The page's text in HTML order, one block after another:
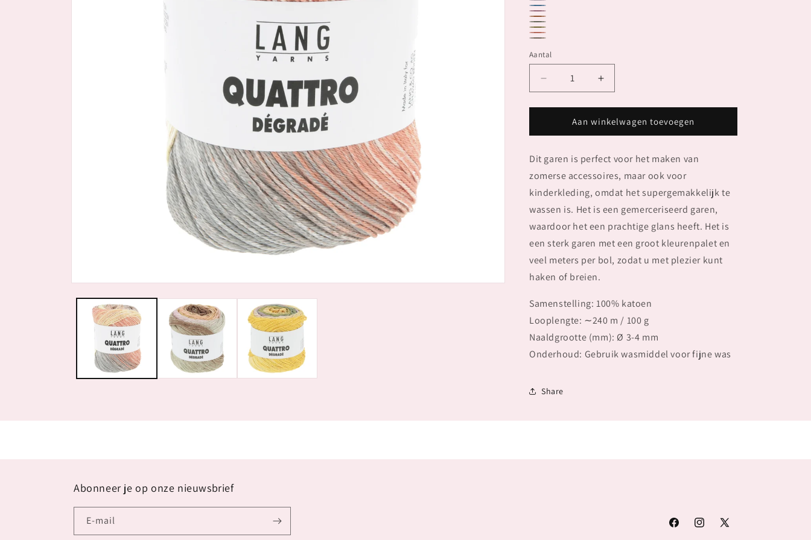
openen
modaal
1088.0013
1088.0012
1088.0011
1088.0010
1088.0006
1088.0004
1088.0003
1088.0002
Aantal
Aantal
verlagen
voor
QUATTRO
DEGRADE
Aantal
verhogen
voor
QUATTRO
DEGRADE
Aan winkelwagen toevoegen
Dit garen is perfect voor het maken van
zomerse accessoires, maar ook voor
kinderkleding, omdat het supergemakkelijk te
wassen is. Het is een gemerceriseerd garen,
waardoor het een prachtige glans heeft. Het is
een sterk garen met een groot kleurenpalet en
veel meters per bol, zodat u met plezier kunt
haken of breien.
Samenstelling: 100% katoen
Looplengte: ∼240 m / 100 g
Naaldgrootte (mm): Ø 3-4 mm
Onderhoud: Gebruik wasmiddel voor fijne was
Share
Abonneer je op onze nieuwsbrief
E‑mail
FacebookInstagram
X